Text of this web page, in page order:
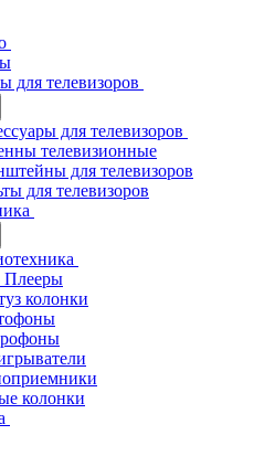
для телевизоров
для телевизоров
телевизионные
для телевизоров
для телевизоров
Плееры
колонки
колонки